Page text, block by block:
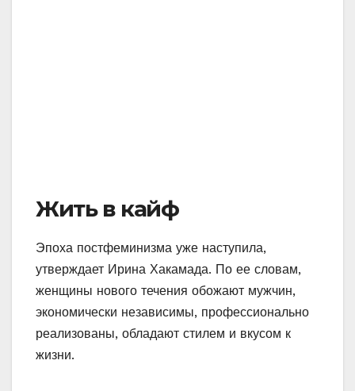
Жить в кайф
Эпоха постфеминизма уже наступила,
утверждает Ирина Хакамада. По ее словам,
женщины нового течения обожают мужчин,
экономически независимы, профессионально
реализованы, обладают стилем и вкусом к
жизни.